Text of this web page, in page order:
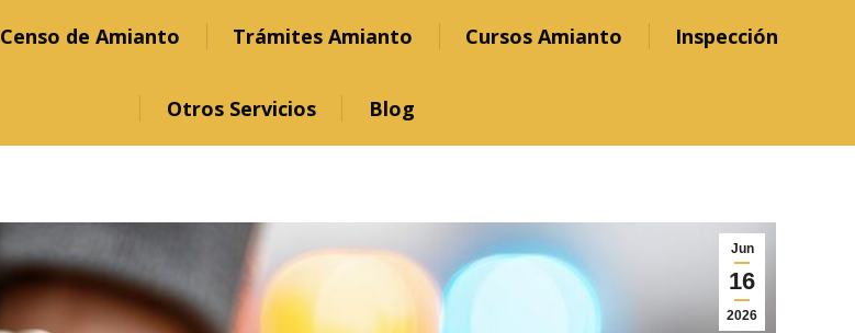
Censo de Amianto Trámites Amianto Cursos Amianto Inspección
Otros Servicios Blog
Jun
16
2026